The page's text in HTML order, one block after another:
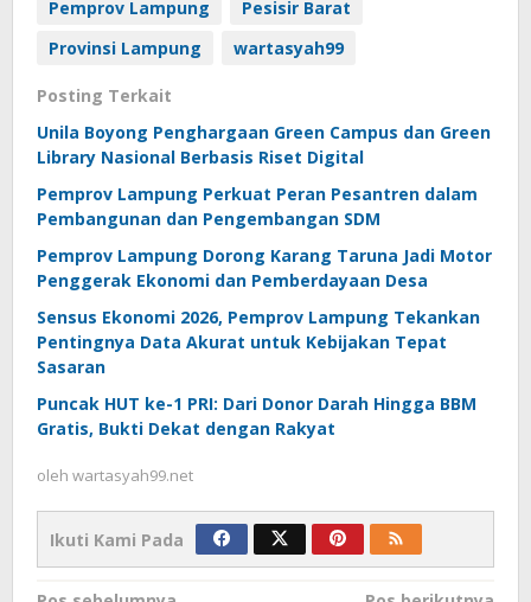
Pemprov Lampung
Pesisir Barat
Provinsi Lampung
wartasyah99
Posting Terkait
Unila Boyong Penghargaan Green Campus dan Green
Library Nasional Berbasis Riset Digital
Pemprov Lampung Perkuat Peran Pesantren dalam
Pembangunan dan Pengembangan SDM
Pemprov Lampung Dorong Karang Taruna Jadi Motor
Penggerak Ekonomi dan Pemberdayaan Desa
Sensus Ekonomi 2026, Pemprov Lampung Tekankan
Pentingnya Data Akurat untuk Kebijakan Tepat
Sasaran
Puncak HUT ke-1 PRI: Dari Donor Darah Hingga BBM
Gratis, Bukti Dekat dengan Rakyat
oleh wartasyah99.net
Ikuti Kami Pada